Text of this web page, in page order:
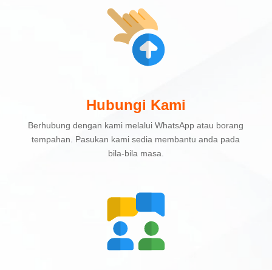
Hubungi Kami
Berhubung dengan kami melalui WhatsApp atau borang
tempahan. Pasukan kami sedia membantu anda pada
bila-bila masa.